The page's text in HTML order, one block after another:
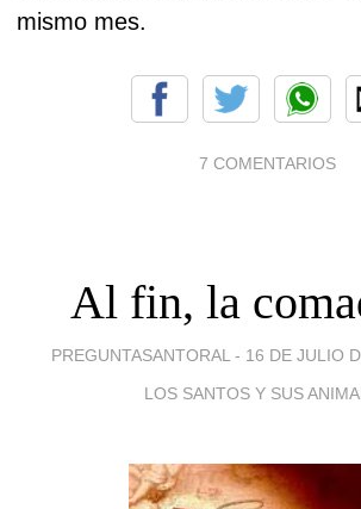
mismo mes.
7 COMENTARIOS
Al fin, la
PREGUNTASANTORAL - 16 DE JULIO
LOS SANTOS Y SUS